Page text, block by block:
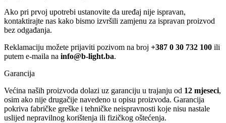
Ako pri prvoj upotrebi ustanovite da uređaj nije ispravan,
kontaktirajte nas kako bismo izvršili zamjenu za ispravan proizvod
bez odgađanja.
Reklamaciju možete prijaviti pozivom na broj +387 0 30 732 100 ili
putem e-maila na info@b-light.ba.
Garancija
Većina naših proizvoda dolazi uz garanciju u trajanju od 12 mjeseci,
osim ako nije drugačije navedeno u opisu proizvoda. Garancija
pokriva fabričke greške i tehničke neispravnosti koje nisu nastale
uslijed nepravilnog korištenja ili fizičkog oštećenja.